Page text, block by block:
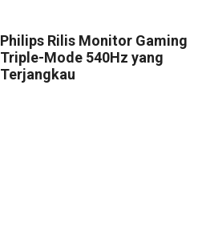
Philips Rilis Monitor Gaming
Triple-Mode 540Hz yang
Terjangkau